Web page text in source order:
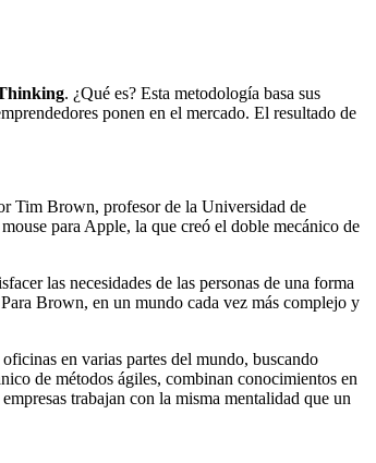
. ¿Qué es? Esta metodología basa sus
ponen en el mercado. El resultado de
Tim Brown, profesor de la Universidad de
para Apple, la que creó el doble mecánico de
las necesidades de las personas de una forma
Brown, en un mundo cada vez más complejo y
en varias partes del mundo, buscando
de métodos ágiles, combinan conocimientos en
trabajan con la misma mentalidad que un